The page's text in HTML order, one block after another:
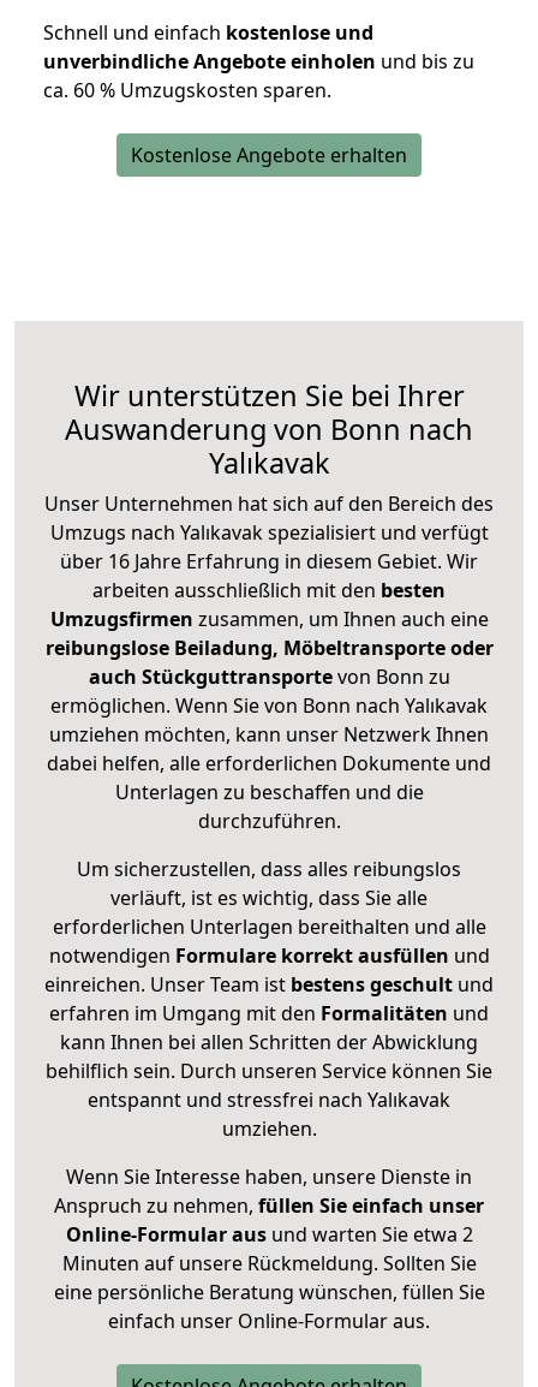
Schnell und einfach kostenlose und
unverbindliche Angebote einholen und bis zu
ca. 60 % Umzugskosten sparen.
Kostenlose Angebote erhalten
Wir unterstützen Sie bei Ihrer
Auswanderung von Bonn nach
Yalıkavak
Unser Unternehmen hat sich auf den Bereich des
Umzugs nach Yalıkavak spezialisiert und verfügt
über 16 Jahre Erfahrung in diesem Gebiet. Wir
arbeiten ausschließlich mit den besten
Umzugsfirmen zusammen, um Ihnen auch eine
reibungslose Beiladung, Möbeltransporte oder
auch Stückguttransportevon Bonn zu
ermöglichen. Wenn Sie von Bonn nach Yalıkavak
umziehen möchten, kann unser Netzwerk Ihnen
dabei helfen, alle erforderlichen Dokumente und
Unterlagen zu beschaffen und die
durchzuführen.
Um sicherzustellen, dass alles reibungslos
verläuft, ist es wichtig, dass Sie alle
erforderlichen Unterlagen bereithalten und alle
notwendigen Formulare korrekt ausfüllen und
einreichen. Unser Team ist bestens geschult und
erfahren im Umgang mit den Formalitäten und
kann Ihnen bei allen Schritten der Abwicklung
behilflich sein. Durch unseren Service können Sie
entspannt und stressfrei nach Yalıkavak
umziehen.
Wenn Sie Interesse haben, unsere Dienste in
Anspruch zu nehmen, füllen Sie einfach unser
Online-Formular ausund warten Sie etwa 2
Minuten auf unsere Rückmeldung. Sollten Sie
eine persönliche Beratung wünschen, füllen Sie
einfach unser Online-Formular aus.